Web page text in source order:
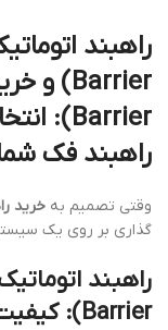
Barrier) و
Barrier)
:
راهبند فک
وقتی تصمیم به خرید
گذاری بر روی یک
Barrier)
: